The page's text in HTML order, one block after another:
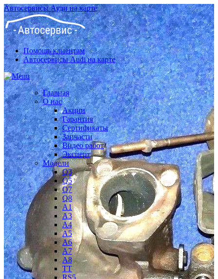
Автосервисы Ауди на карте
Помощь клиентам
Автосервисы Audi на карте
Главная
О нас
Акции
Гарантия
Сертификаты
Запчасти
Видео работ
Эксперт
Модели
Q3
Q5
Q7
Q8
A1
A3
A4
A5
A6
A7
A8
TT
RS5